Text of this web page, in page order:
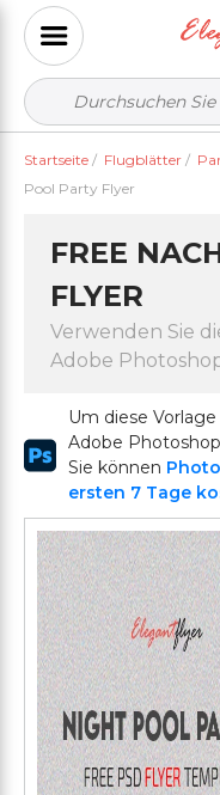
Startseite / Flugblätter /
Pool Party Flyer
FREE
FLYER
Verwenden Sie
Adobe
Um diese
Adobe Photoshop
Sie können
ersten 7 Tage